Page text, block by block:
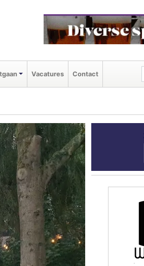
Vacatures Contact